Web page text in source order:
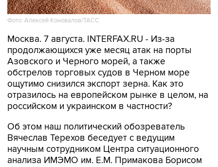
Фото: Алексей Коновалов/ТАСС
Москва. 7 августа. INTERFAX.RU - Из-за
продолжающихся уже месяц атак на порты
Азовского и Черного морей, а также
обстрелов торговых судов в Черном море
ощутимо снизился экспорт зерна. Как это
отразилось на европейском рынке в целом, на
российском и украинском в частности?
Об этом наш политический обозреватель
Вячеслав Терехов беседует с ведущим
научным сотрудником Центра ситуационного
анализа ИМЭМО им. Е.М. Примакова Борисом